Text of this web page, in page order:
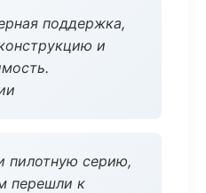
поддержка,
и
пилотную серию,
перешли к